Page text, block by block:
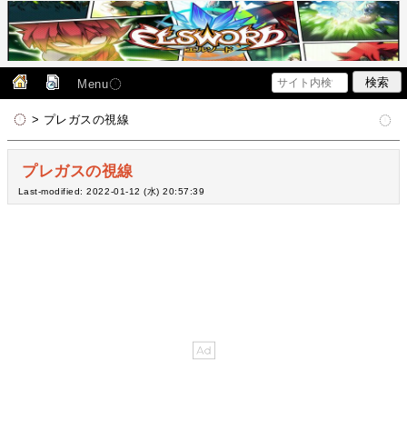
Menu
> プレガスの視線
プレガスの視線
Last-modified: 2022-01-12 (水) 20:57:39